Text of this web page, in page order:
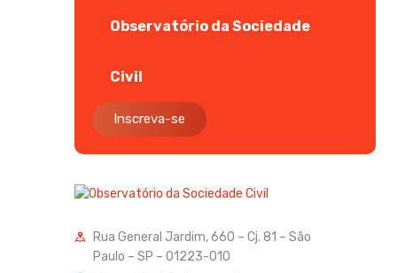
Observatório da Sociedade
Civil
Inscreva-se
Rua General Jardim, 660 – Cj. 81 – São
Paulo – SP – 01223-010